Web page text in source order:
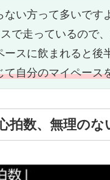
い方って多いです
で走っているので
スに飲まれると後
て自分のマイペース
拍数、無理のな